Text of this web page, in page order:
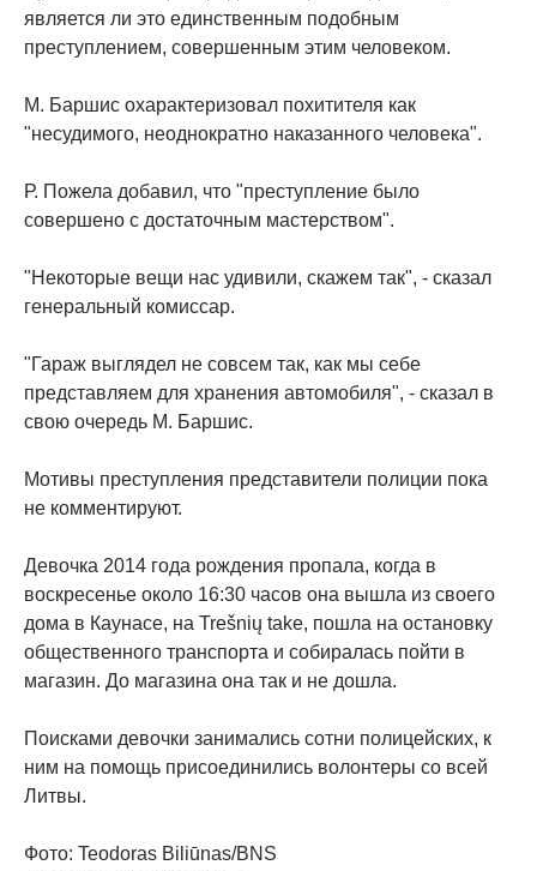
является ли это единственным подобным
преступлением, совершенным этим человеком.
М. Баршис охарактеризовал похитителя как
"несудимого, неоднократно наказанного человека".
Р. Пожела добавил, что "преступление было
совершено с достаточным мастерством".
"Некоторые вещи нас удивили, скажем так", - сказал
генеральный комиссар.
"Гараж выглядел не совсем так, как мы себе
представляем для хранения автомобиля", - сказал в
свою очередь М. Баршис.
Мотивы преступления представители полиции пока
не комментируют.
Девочка 2014 года рождения пропала, когда в
воскресенье около 16:30 часов она вышла из своего
дома в Каунасе, на Trešnių take, пошла на остановку
общественного транспорта и собиралась пойти в
магазин. До магазина она так и не дошла.
Поисками девочки занимались сотни полицейских, к
ним на помощь присоединились волонтеры со всей
Литвы.
Фото: Teodoras Biliūnas/BNS